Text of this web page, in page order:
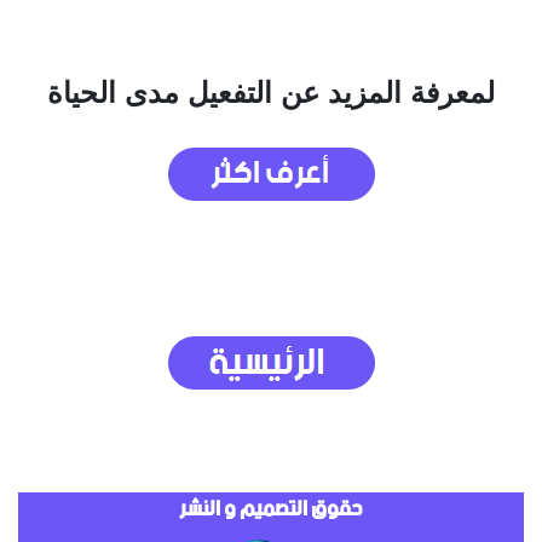
لمعرفة المزيد عن التفعيل مدى الحياة
حقوق التصميم و النشر